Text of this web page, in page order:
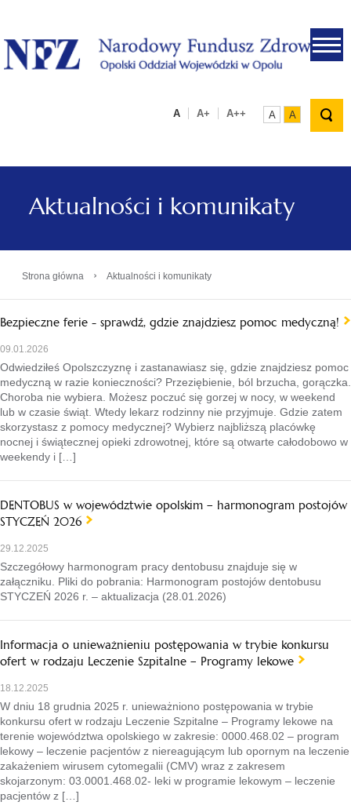
.
A A+ A++ A A
Aktualności i komunikaty
Strona główna › Aktualności i komunikaty
Bezpieczne ferie - sprawdź, gdzie znajdziesz pomoc medyczną!
09.01.2026
Odwiedziłeś Opolszczyznę i zastanawiasz się, gdzie znajdziesz pomoc
medyczną w razie konieczności? Przeziębienie, ból brzucha, gorączka.
Choroba nie wybiera. Możesz poczuć się gorzej w nocy, w weekend
lub w czasie świąt. Wtedy lekarz rodzinny nie przyjmuje. Gdzie zatem
skorzystasz z pomocy medycznej? Wybierz najbliższą placówkę
nocnej i świątecznej opieki zdrowotnej, które są otwarte całodobowo w
weekendy i […]
DENTOBUS w województwie opolskim – harmonogram postojów
STYCZEŃ 2026
29.12.2025
Szczegółowy harmonogram pracy dentobusu znajduje się w
załączniku. Pliki do pobrania: Harmonogram postojów dentobusu
STYCZEŃ 2026 r. – aktualizacja (28.01.2026)
Informacja o unieważnieniu postępowania w trybie konkursu
ofert w rodzaju Leczenie Szpitalne – Programy lekowe
18.12.2025
W dniu 18 grudnia 2025 r. unieważniono postępowania w trybie
konkursu ofert w rodzaju Leczenie Szpitalne – Programy lekowe na
terenie województwa opolskiego w zakresie: 0000.468.02 – program
lekowy – leczenie pacjentów z niereagującym lub opornym na leczenie
zakażeniem wirusem cytomegalii (CMV) wraz z zakresem
skojarzonym: 03.0001.468.02- leki w programie lekowym – leczenie
pacjentów z […]